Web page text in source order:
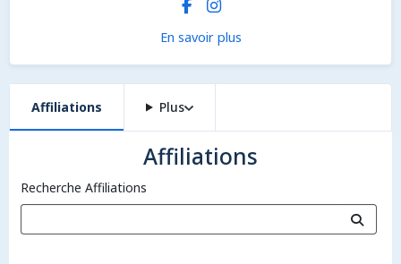
En savoir plus
Affiliations Plus
Affiliations
Recherche Affiliations